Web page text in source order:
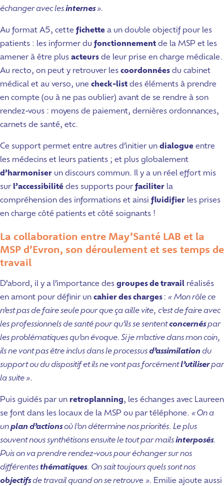
échanger avec lesinternes».
Au format A5, cette fichette a un double objectif pour les
patients : les informer du fonctionnement de la MSP et les
amener à être plus acteurs de leur prise en charge médicale.
Au recto, on peut y retrouver les coordonnées du cabinet
médical et au verso, une check-list des éléments à prendre
en compte (ou à ne pas oublier) avant de se rendre à son
rendez-vous : moyens de paiement, dernières ordonnances,
carnets de santé, etc.
Ce support permet entre autres d’initier un dialogue entre
les médecins et leurs patients ; et plus globalement
d’harmoniser un discours commun. Il y a un réel effort mis
sur l’accessibilité des supports pour faciliter la
compréhension des informations et ainsi fluidifier les prises
en charge côté patients et côté soignants !
La collaboration entre May’Santé LAB et la
MSP d’Evron, son déroulement et ses temps de
travail
D’abord, il y a l’importance des groupes de travail réalisés
en amont pour définir un cahier des charges: « Mon rôle ce
n’est pas de faire seule pour que ça aille vite, c’est de faire avec
les professionnels de santé pour qu’ils se sententconcernéspar
les problématiques qu’on évoque. Si je m’active dans mon coin,
ils ne vont pas être inclus dans le processusd’assimilation du
support ou du dispositif et ils ne vont pas forcémentl’utiliserpar
la suite ».
Puis guidés par un retroplanning, les échanges avec Laureen
se font dans les locaux de la MSP ou par téléphone. « On a
unplan d’actionsoù l’on détermine nos priorités. Le plus
souvent nous synthétisons ensuite le tout par mailsinterposés.
Puis on va prendre rendez-vous pour échanger sur nos
différentesthématiques. On sait toujours quels sont nos
objectifsde travail quand on se retrouve ». Emilie ajoute aussi